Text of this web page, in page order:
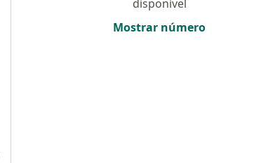
disponível
Mostrar número